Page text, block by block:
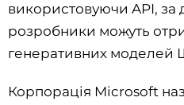
використовуючи API,
розробники можуть
генеративних моделей
Корпорація Microsoft